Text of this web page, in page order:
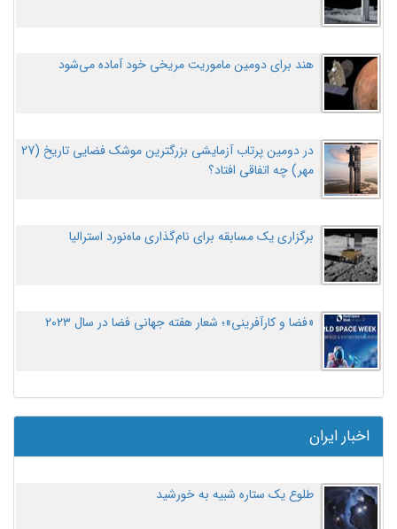
هند برای دومین ماموریت مریخی خود آماده می‌شود
در دومین پرتاب آزمایشی بزرگترین موشک فضایی تاریخ (27
مهر‌) چه اتفاقی افتاد؟
برگزاری یک مسابقه برای نام‌گذاری ماه‌نورد استرالیا
«فضا و کارآفرینی»؛ شعار هفته جهانی فضا در سال ۲۰۲۳
اخبار ایران
طلوع یک ستاره شبیه به خورشید